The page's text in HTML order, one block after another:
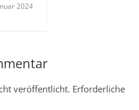
2024
veröffentlicht. Erforderliche